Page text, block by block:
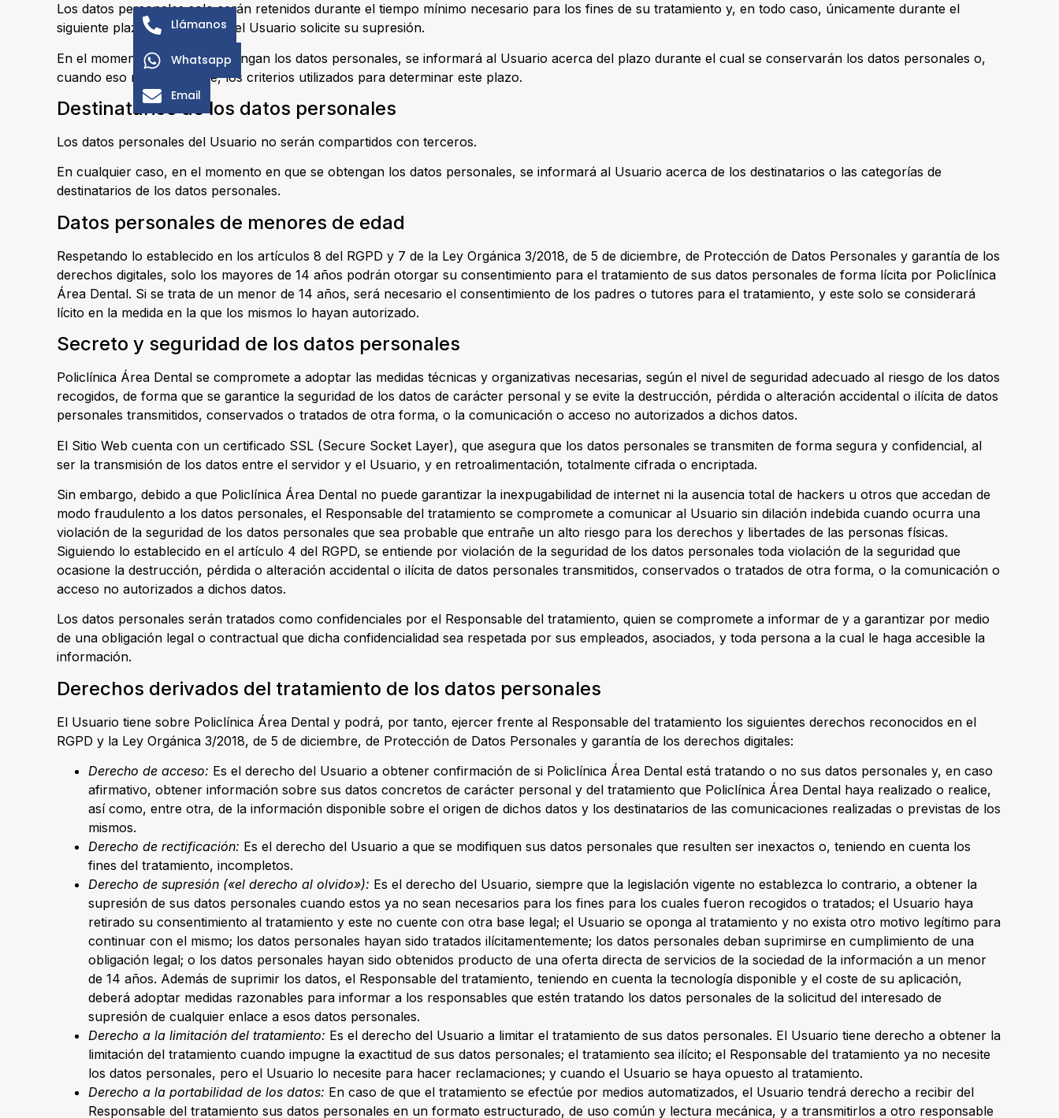
Los datos personales solo serán retenidos durante el tiempo mínimo necesario para los fines de su tratamiento y, en todo caso, únicamente durante el
siguiente plazo: , o hasta que el Usuario solicite su supresión.
En el momento en que se obtengan los datos personales, se informará al Usuario acerca del plazo durante el cual se conservarán los datos personales o,
cuando eso no sea posible, los criterios utilizados para determinar este plazo.
Destinatarios de los datos personales
Los datos personales del Usuario no serán compartidos con terceros.
En cualquier caso, en el momento en que se obtengan los datos personales, se informará al Usuario acerca de los destinatarios o las categorías de
destinatarios de los datos personales.
Datos personales de menores de edad
Respetando lo establecido en los artículos 8 del RGPD y 7 de la Ley Orgánica 3/2018, de 5 de diciembre, de Protección de Datos Personales y garantía de los
derechos digitales, solo los mayores de 14 años podrán otorgar su consentimiento para el tratamiento de sus datos personales de forma lícita por Policlínica
Área Dental. Si se trata de un menor de 14 años, será necesario el consentimiento de los padres o tutores para el tratamiento, y este solo se considerará
lícito en la medida en la que los mismos lo hayan autorizado.
Secreto y seguridad de los datos personales
Policlínica Área Dental se compromete a adoptar las medidas técnicas y organizativas necesarias, según el nivel de seguridad adecuado al riesgo de los datos
recogidos, de forma que se garantice la seguridad de los datos de carácter personal y se evite la destrucción, pérdida o alteración accidental o ilícita de datos
personales transmitidos, conservados o tratados de otra forma, o la comunicación o acceso no autorizados a dichos datos.
El Sitio Web cuenta con un certificado SSL (Secure Socket Layer), que asegura que los datos personales se transmiten de forma segura y confidencial, al
ser la transmisión de los datos entre el servidor y el Usuario, y en retroalimentación, totalmente cifrada o encriptada.
Sin embargo, debido a que Policlínica Área Dental no puede garantizar la inexpugabilidad de internet ni la ausencia total de hackers u otros que accedan de
modo fraudulento a los datos personales, el Responsable del tratamiento se compromete a comunicar al Usuario sin dilación indebida cuando ocurra una
violación de la seguridad de los datos personales que sea probable que entrañe un alto riesgo para los derechos y libertades de las personas físicas.
Siguiendo lo establecido en el artículo 4 del RGPD, se entiende por violación de la seguridad de los datos personales toda violación de la seguridad que
ocasione la destrucción, pérdida o alteración accidental o ilícita de datos personales transmitidos, conservados o tratados de otra forma, o la comunicación o
acceso no autorizados a dichos datos.
Los datos personales serán tratados como confidenciales por el Responsable del tratamiento, quien se compromete a informar de y a garantizar por medio
de una obligación legal o contractual que dicha confidencialidad sea respetada por sus empleados, asociados, y toda persona a la cual le haga accesible la
información.
Derechos derivados del tratamiento de los datos personales
El Usuario tiene sobre Policlínica Área Dental y podrá, por tanto, ejercer frente al Responsable del tratamiento los siguientes derechos reconocidos en el
RGPD y la Ley Orgánica 3/2018, de 5 de diciembre, de Protección de Datos Personales y garantía de los derechos digitales:
Derecho de acceso: Es el derecho del Usuario a obtener confirmación de si Policlínica Área Dental está tratando o no sus datos personales y, en caso
afirmativo, obtener información sobre sus datos concretos de carácter personal y del tratamiento que Policlínica Área Dental haya realizado o realice,
así como, entre otra, de la información disponible sobre el origen de dichos datos y los destinatarios de las comunicaciones realizadas o previstas de los
mismos.
Derecho de rectificación: Es el derecho del Usuario a que se modifiquen sus datos personales que resulten ser inexactos o, teniendo en cuenta los
fines del tratamiento, incompletos.
Derecho de supresión («el derecho al olvido»): Es el derecho del Usuario, siempre que la legislación vigente no establezca lo contrario, a obtener la
supresión de sus datos personales cuando estos ya no sean necesarios para los fines para los cuales fueron recogidos o tratados; el Usuario haya
retirado su consentimiento al tratamiento y este no cuente con otra base legal; el Usuario se oponga al tratamiento y no exista otro motivo legítimo para
continuar con el mismo; los datos personales hayan sido tratados ilícitamentemente; los datos personales deban suprimirse en cumplimiento de una
obligación legal; o los datos personales hayan sido obtenidos producto de una oferta directa de servicios de la sociedad de la información a un menor
de 14 años. Además de suprimir los datos, el Responsable del tratamiento, teniendo en cuenta la tecnología disponible y el coste de su aplicación,
deberá adoptar medidas razonables para informar a los responsables que estén tratando los datos personales de la solicitud del interesado de
supresión de cualquier enlace a esos datos personales.
Derecho a la limitación del tratamiento: Es el derecho del Usuario a limitar el tratamiento de sus datos personales. El Usuario tiene derecho a obtener la
limitación del tratamiento cuando impugne la exactitud de sus datos personales; el tratamiento sea ilícito; el Responsable del tratamiento ya no necesite
los datos personales, pero el Usuario lo necesite para hacer reclamaciones; y cuando el Usuario se haya opuesto al tratamiento.
Derecho a la portabilidad de los datos: En caso de que el tratamiento se efectúe por medios automatizados, el Usuario tendrá derecho a recibir del
Responsable del tratamiento sus datos personales en un formato estructurado, de uso común y lectura mecánica, y a transmitirlos a otro responsable
Llámanos
Whatsapp
Email